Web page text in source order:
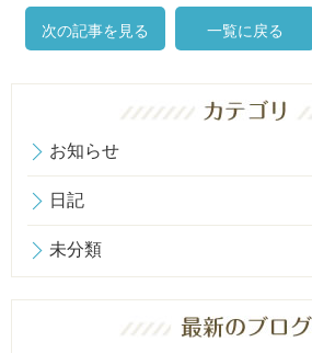
次の記事を見る 一覧に戻る
お知らせ
日記
未分類